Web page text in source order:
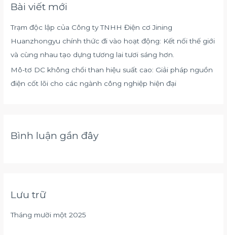
Bài viết mới
Trạm độc lập của Công ty TNHH Điện cơ Jining
Huanzhongyu chính thức đi vào hoạt động: Kết nối thế giới
và cùng nhau tạo dựng tương lai tươi sáng hơn.
Mô-tơ DC không chổi than hiệu suất cao: Giải pháp nguồn
điện cốt lõi cho các ngành công nghiệp hiện đại
Bình luận gần đây
Lưu trữ
Tháng mười một 2025